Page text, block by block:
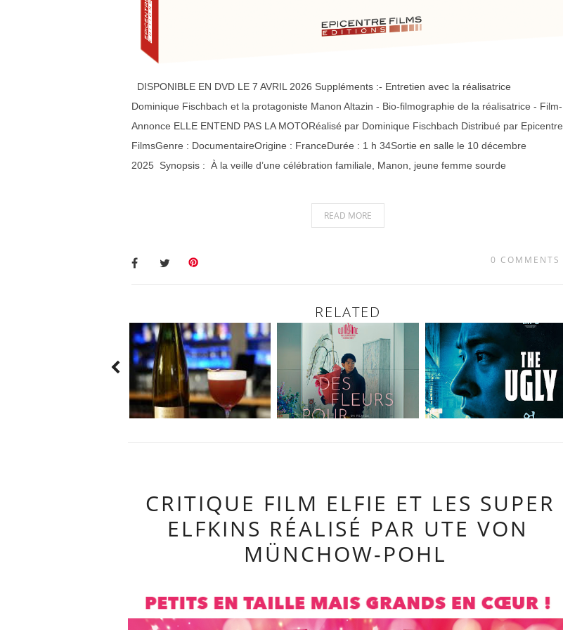
DISPONIBLE EN DVD LE 7 AVRIL 2026 Suppléments :- Entretien avec la réalisatrice
Dominique Fischbach et la protagoniste Manon Altazin - Bio-filmographie de la réalisatrice - Film-
Annonce ELLE ENTEND PAS LA MOTORéalisé par Dominique Fischbach Distribué par Epicentre
FilmsGenre : DocumentaireOrigine : FranceDurée : 1 h 34Sortie en salle le 10 décembre
2025 Synopsis : À la veille d’une célébration familiale, Manon, jeune femme sourde
READ MORE
0 COMMENTS
RELATED
CRITIQUE FILM ELFIE ET LES SUPER
ELFKINS RÉALISÉ PAR UTE VON
MÜNCHOW-POHL